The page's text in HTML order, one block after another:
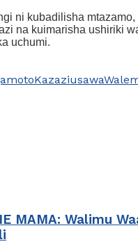
ni kubadilisha
na kuimarisha ushiriki
uchumi.
Kazaziusawa
MAMA: Walimu